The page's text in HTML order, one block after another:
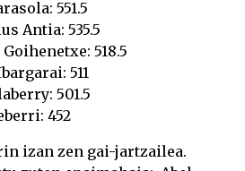
551.5
Antia: 535.5
518.5
511
501.5
452
izan zen gai-jartzailea.